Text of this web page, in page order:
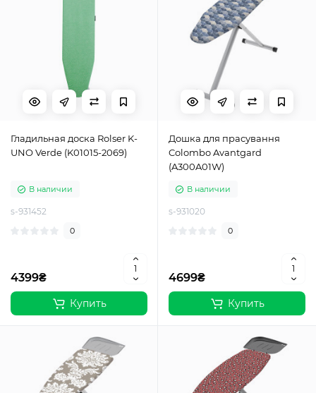
Гладильная доска Rolser K-
UNO Verde (K01015-2069)
В наличии
s-931452
0
4399₴
Купить
Дошка для прасування
Colombo Avantgard
(A300A01W)
В наличии
s-931020
0
4699₴
Купить